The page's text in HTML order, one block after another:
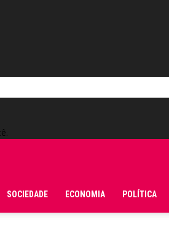
SOCIEDADE ECONOMIA POLÍTICA